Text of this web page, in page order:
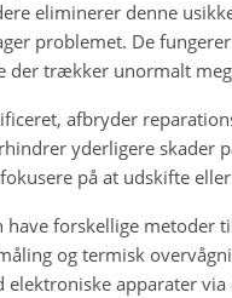
eliminerer denne
problemet. De
der trækker unormalt
afbryder
yderligere skader
på at udskifte
have forskellige metoder
og termisk
apparater